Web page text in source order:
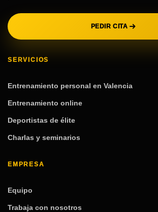
PEDIR CITA
SERVICIOS
Entrenamiento personal en Valencia
Entrenamiento online
Deportistas de élite
Charlas y seminarios
EMPRESA
Equipo
Trabaja con nosotros